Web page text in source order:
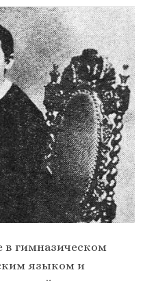
гимназическом
языком и